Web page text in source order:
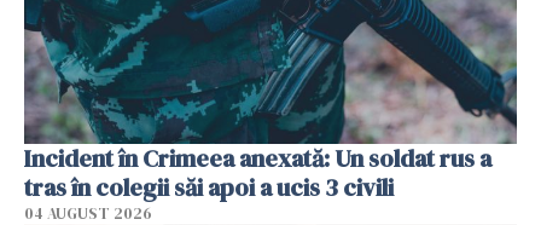
Incident în Crimeea anexată: Un soldat rus a
tras în colegii săi apoi a ucis 3 civili
04 AUGUST 2026